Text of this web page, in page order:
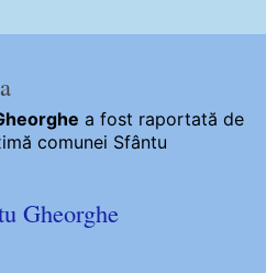
a fost raportată de
comunei Sfântu
Gheorghe